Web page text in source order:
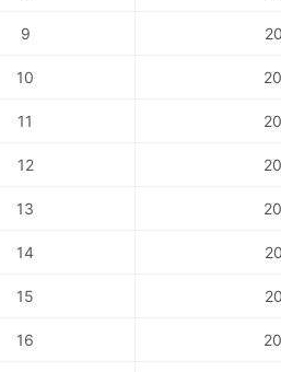
9
10
11
12
13
14
15
16